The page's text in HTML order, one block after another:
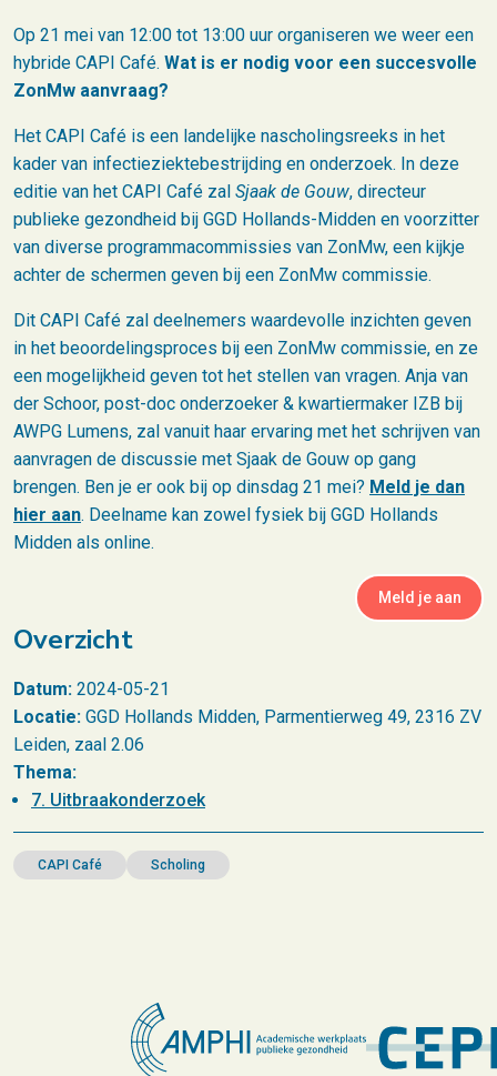
Op 21 mei van 12:00 tot 13:00 uur organiseren we weer een
hybride CAPI Café. Wat is er nodig voor een succesvolle
ZonMw aanvraag?
Het CAPI Café is een landelijke nascholingsreeks in het
kader van infectieziektebestrijding en onderzoek. In deze
editie van het CAPI Café zal Sjaak de Gouw, directeur
publieke gezondheid bij GGD Hollands-Midden en voorzitter
van diverse programmacommissies van ZonMw, een kijkje
achter de schermen geven bij een ZonMw commissie.
Dit CAPI Café zal deelnemers waardevolle inzichten geven
in het beoordelingsproces bij een ZonMw commissie, en ze
een mogelijkheid geven tot het stellen van vragen. Anja van
der Schoor, post-doc onderzoeker & kwartiermaker IZB bij
AWPG Lumens, zal vanuit haar ervaring met het schrijven van
aanvragen de discussie met Sjaak de Gouw op gang
brengen. Ben je er ook bij op dinsdag 21 mei? Meld je dan
hier aan. Deelname kan zowel fysiek bij GGD Hollands
Midden als online.
Meld je aan
Overzicht
Datum: 2024-05-21
Locatie: GGD Hollands Midden, Parmentierweg 49, 2316 ZV
Leiden, zaal 2.06
Thema:
7. Uitbraakonderzoek
CAPI Café Scholing